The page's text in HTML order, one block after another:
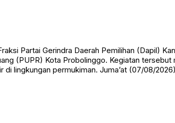
Partai Gerindra Daerah Pemilihan (Dapil)
(PUPR) Kota Probolinggo. Kegiatan
di lingkungan permukiman. Juma’at (07/08/